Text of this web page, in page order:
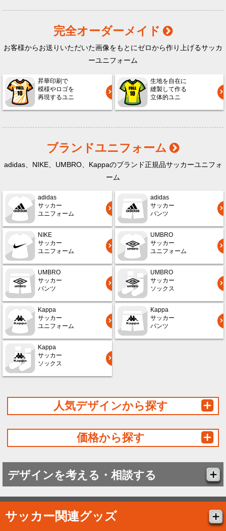
完全オーダーメイド
お客様からお送りいただいた画像をもとにゼロから作り上げるサッカ
ーユニフォーム
昇華印刷で
模様やロゴを
再現するユニ
生地を自在に
縫製して作る
立体的ユニ
ブランドユニフォーム
adidas、NIKE、UMBRO、Kappaのブランド正規品サッカーユニフォ
ーム
adidas
サッカー
ユニフォーム
adidas
サッカー
パンツ
NIKE
サッカー
ユニフォーム
UMBRO
サッカー
ユニフォーム
UMBRO
サッカー
パンツ
UMBRO
サッカー
ソックス
Kappa
サッカー
ユニフォーム
Kappa
サッカー
パンツ
Kappa
サッカー
ソックス
人気デザインから探す
価格から探す
デザインを考える・相談する
サッカー関連グッズ